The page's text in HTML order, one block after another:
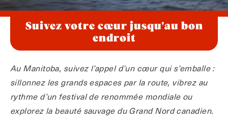
Suivez votre cœur jusqu'au bon
endroit
Au Manitoba, suivez l’appel d’un cœur qui s’emballe :
sillonnez les grands espaces par la route, vibrez au
rythme d’un festival de renommée mondiale ou
explorez la beauté sauvage du Grand Nord canadien.